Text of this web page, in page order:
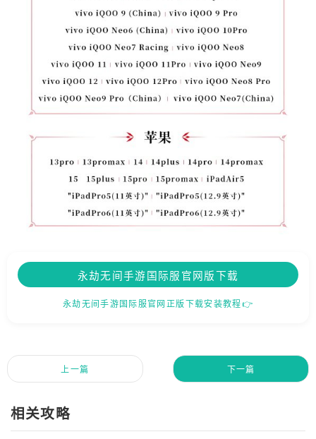
永劫无间手游国际服官网版下载
永劫无间手游国际服官网正版下载安装教程👉
上一篇 下一篇
相关攻略